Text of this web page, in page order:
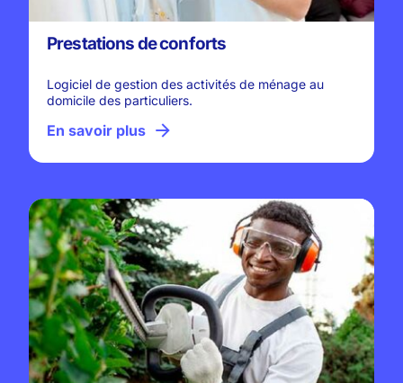
Prestations de conforts
Logiciel de gestion des activités de ménage au
domicile des particuliers.
En savoir plus